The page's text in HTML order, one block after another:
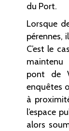
du Port.
Lorsque
pérennes,
C’est le
maintenu
pont de
enquêtes
à
l’espace
alors